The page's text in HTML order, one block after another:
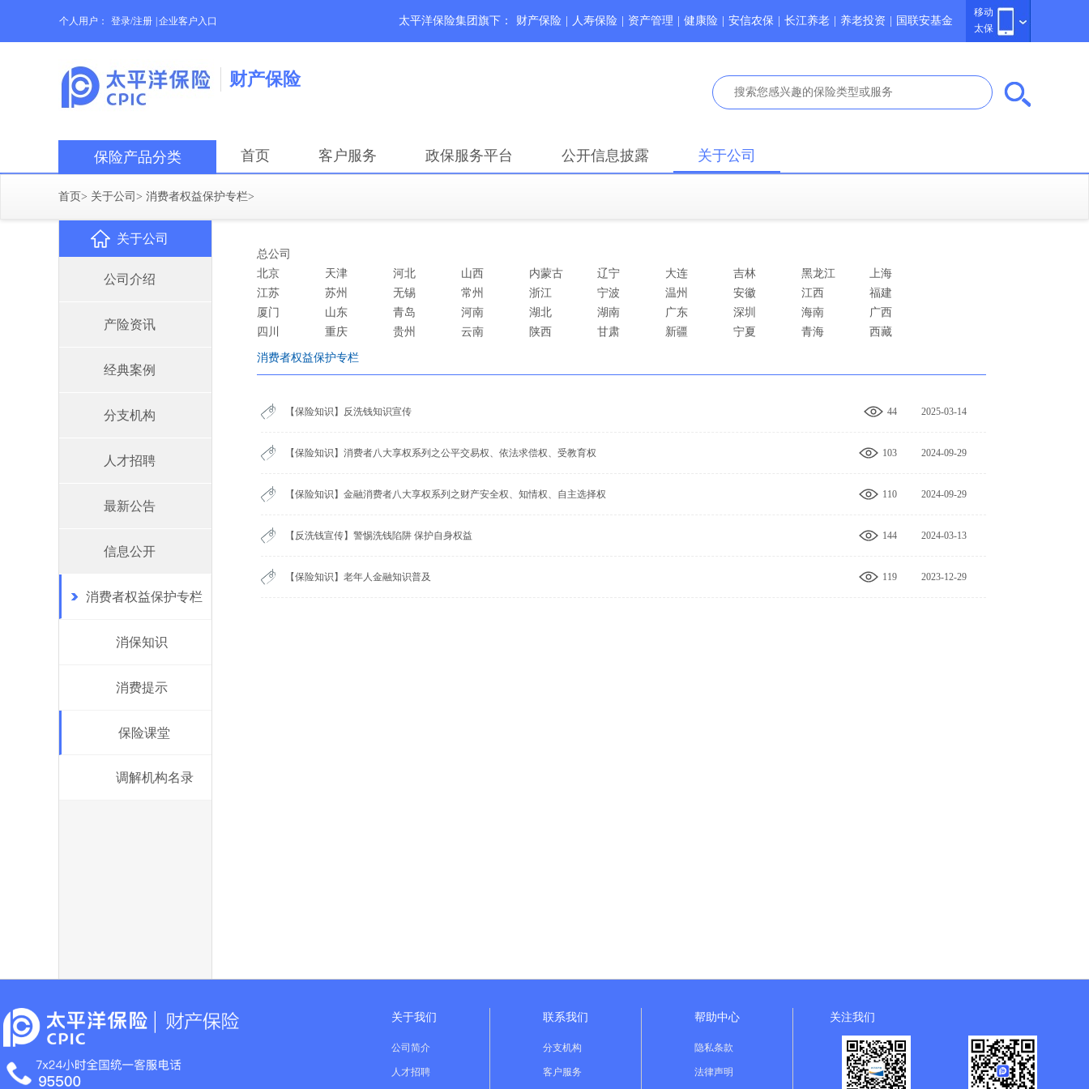
个人用户： 登录/注册 企业客户入口
移动
太保
太平洋保险集团旗下： 财产保险 人寿保险 资产管理 健康险 安信农保 长江养老 养老投资 国联安基金
财产保险
保险产品分类 首页 客户服务 政保服务平台 公开信息披露 关于公司
首页> 关于公司 > 消费者权益保护专栏>
关于公司
公司介绍
产险资讯
经典案例
分支机构
人才招聘
最新公告
信息公开
消费者权益保护专栏
消保知识
消费提示
保险课堂
调解机构名录
总公司
北京
天津 河北 山西 内蒙古 辽宁 大连 吉林 黑龙江
上海
江苏
苏州 无锡 常州 浙江 宁波 温州 安徽 江西
福建
厦门
山东 青岛 河南 湖北 湖南 广东 深圳 海南
广西
四川
重庆 贵州 云南 陕西 甘肃 新疆 宁夏 青海 西藏
消费者权益保护专栏
【保险知识】反洗钱知识宣传
2025-03-14
44
【保险知识】消费者八大享权系列之公平交易权、依法求偿权、受教育权
2024-09-29
103
【保险知识】金融消费者八大享权系列之财产安全权、知情权、自主选择权
2024-09-29
110
【反洗钱宣传】警惕洗钱陷阱 保护自身权益
2024-03-13
144
【保险知识】老年人金融知识普及
2023-12-29
119
关于我们
公司简介
人才招聘
联系我们
分支机构
客户服务
帮助中心
隐私条款
法律声明
关注我们